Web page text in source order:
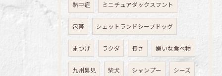
熱中症 ミニチュアダックスフント
包帯 シェットランドシープドッグ
まつげ ラクダ 長さ 嫌いな食べ物
九州男児 柴犬 シャンプー シーズ